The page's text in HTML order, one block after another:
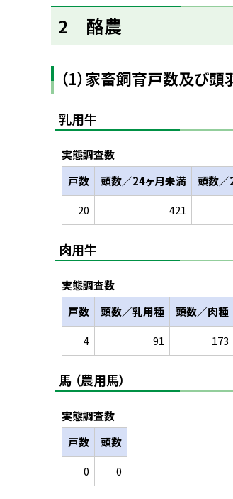
ト
ッ
戻
2 酪農
（1）家畜飼育戸数及び頭
乳用牛
実態調査数
戸数
頭数／24ヶ月未満 頭数／
20
421
肉用牛
実態調査数
戸数
頭数／乳用種 頭数／肉種
4
91 173
馬 （農用馬）
実態調査数
戸数
頭数
0
0